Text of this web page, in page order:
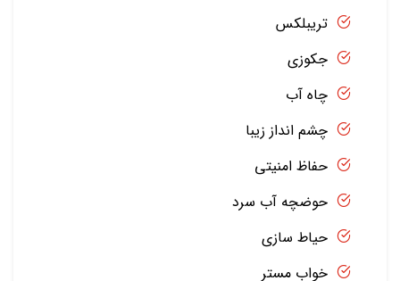
تریبلکس
جکوزی
چاه آب
چشم انداز زیبا
حفاظ امنیتی
حوضچه آب سرد
حیاط سازی
خواب مستر